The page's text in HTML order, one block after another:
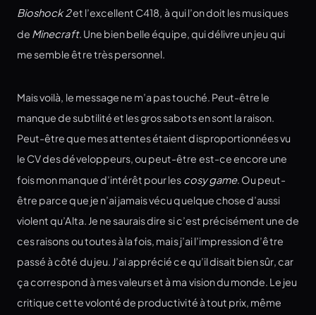
Bioshock 2et l’excellent C418, à qui l’on doit les musiques
de Minecraft. Une bien belle équipe, qui délivre un jeu qui
me semble être très personnel.
Mais voilà, le message ne m’a pas touché. Peut-être le
manque de subtilité et les gros sabots en sont la raison.
Peut-être que mes attentes étaient disproportionnées vu
le CV des développeurs, ou peut-être est-ce encore une
fois mon manque d’intérêt pour les cosy game. Ou peut-
être parce que je n’ai jamais vécu quelque chose d’aussi
violent qu’Alta. Je ne saurais dire si c’est précisément une de
ces raisons ou toutes à la fois, mais j’ai l’impression d’être
passé à côté du jeu. J’ai apprécié ce qu’il disait bien sûr, car
ça correspond à mes valeurs et à ma vision du monde. Le jeu
critique cette volonté de productivité à tout prix, même